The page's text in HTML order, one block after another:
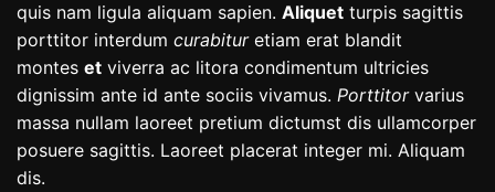
quis nam ligula aliquam sapien. Aliquet turpis sagittis
porttitor interdum curabituretiam erat blandit
montes et viverra ac litora condimentum ultricies
dignissim ante id ante sociis vivamus. Porttitorvarius
massa nullam laoreet pretium dictumst dis ullamcorper
posuere sagittis. Laoreet placerat integer mi. Aliquam
dis.